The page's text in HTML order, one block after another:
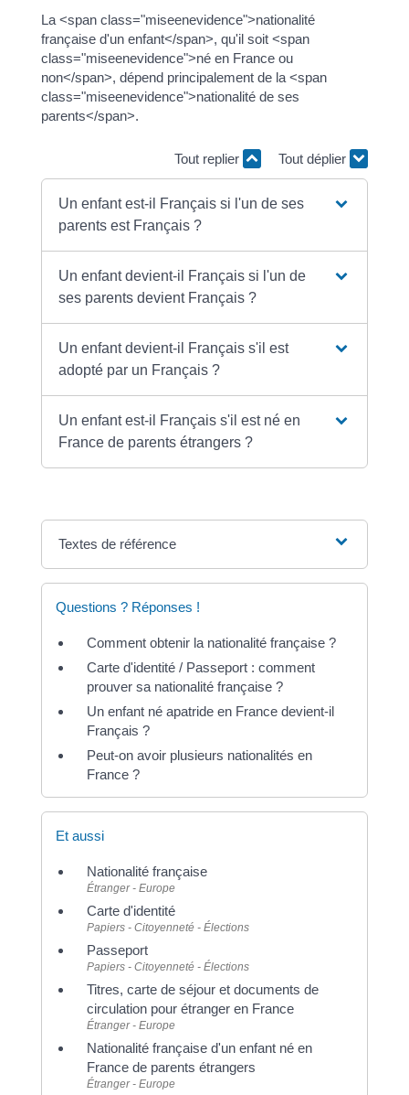
La <span class="miseenevidence">nationalité
française d'un enfant</span>, qu'il soit <span
class="miseenevidence">né en France ou
non</span>, dépend principalement de la <span
class="miseenevidence">nationalité de ses
parents</span>.
Tout replier Tout déplier
Un enfant est-il Français si l'un de ses
parents est Français ?
Un enfant devient-il Français si l'un de
ses parents devient Français ?
Un enfant devient-il Français s'il est
adopté par un Français ?
Un enfant est-il Français s'il est né en
France de parents étrangers ?
Textes de référence
Questions ? Réponses !
Comment obtenir la nationalité française ?
Carte d'identité / Passeport : comment
prouver sa nationalité française ?
Un enfant né apatride en France devient-il
Français ?
Peut-on avoir plusieurs nationalités en
France ?
Et aussi
Nationalité française
Étranger - Europe
Carte d'identité
Papiers - Citoyenneté - Élections
Passeport
Papiers - Citoyenneté - Élections
Titres, carte de séjour et documents de
circulation pour étranger en France
Étranger - Europe
Nationalité française d'un enfant né en
France de parents étrangers
Étranger - Europe